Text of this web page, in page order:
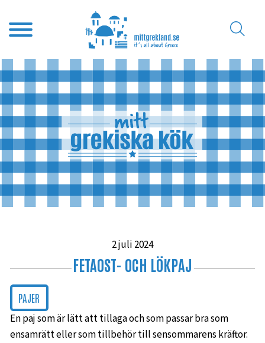
2 juli 2024
FETAOST- OCH LÖKPAJ
PAJER
En paj som är lätt att tillaga och som passar bra som
ensamrätt eller som tillbehör till sensommarens kräftor.